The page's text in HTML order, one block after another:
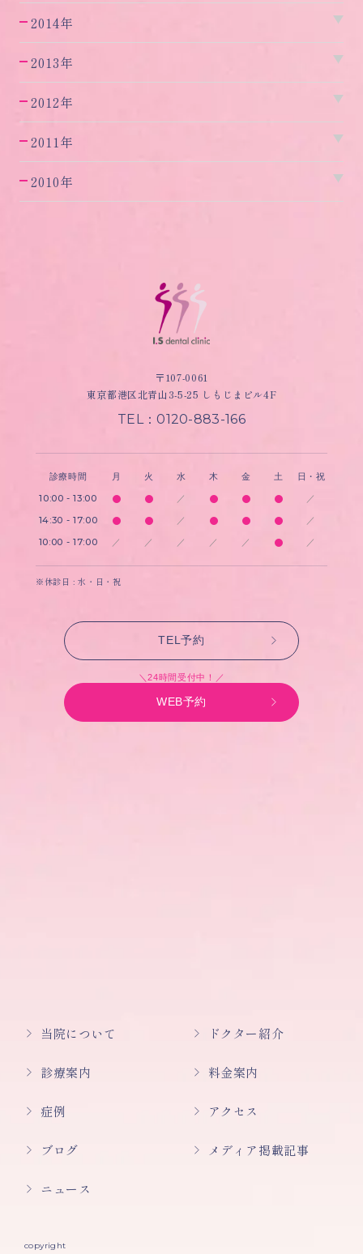
2014年
2013年
2012年
2011年
2010年
〒107-0061
東京都港区北青山3-5-25 しもじまビル4F
TEL：0120-883-166
診療時間 月 火 水 木 金 土 日・祝
10:00 - 13:00 ／ ／
14:30 - 17:00 ／ ／
10:00 - 17:00 ／ ／ ／ ／ ／ ／
※休診日 : 水・日・祝
TEL予約
＼24時間受付中！／
WEB予約
当院について ドクター紹介
診療案内 料金案内
症例 アクセス
ブログ メディア掲載記事
ニュース
copyright